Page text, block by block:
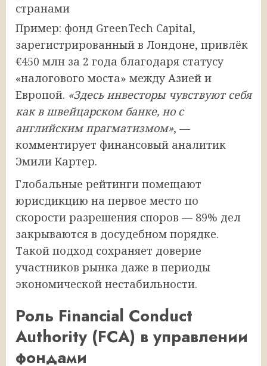
странами
Пример: фонд GreenTech Capital,
зарегистрированный в Лондоне, привлёк
€450 млн за 2 года благодаря статусу
«налогового моста» между Азией и
Европой. «Здесь инвесторы чувствуют себя
как в швейцарском банке, но с
английским прагматизмом», —
комментирует финансовый аналитик
Эмили Картер.
Глобальные рейтинги помещают
юрисдикцию на первое место по
скорости разрешения споров — 89% дел
закрываются в досудебном порядке.
Такой подход сохраняет доверие
участников рынка даже в периоды
экономической нестабильности.
Роль Financial Conduct
Authority (FCA) в управлении
фондами